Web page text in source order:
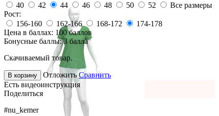
40
42 44 46 48 50 52
Все размеры
Рост:
156-160
162-166 168-172
174-178
Цена в баллах: 100 баллов
Бонусные баллы: 3 балла
Скачиваемый товар.
В корзину Отложить Сравнить
Есть видеоинструкция
Поделиться
#nu_kemer